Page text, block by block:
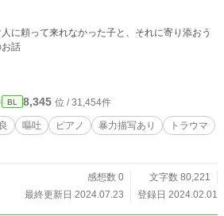
くのは胸が痛みますが、最後は幸せにしたいで
ので、気長に待って頂けたらと思います。 ※画
お借りしました。 Xアカウント(@wawaw
に頼って来れなかった子と、それに寄り添おう
お話
BL 8,345 位 / 31,454件
嘔吐 ピアノ 暴力描写あり
トラウマ
感想数 0
文字数 80,221
最終更新日 2024.07.23
登録日 2024.02.01